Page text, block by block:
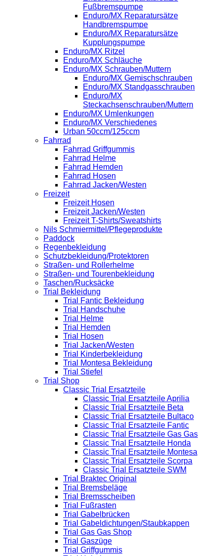
Fußbremspumpe
Enduro/MX Reparatursätze
Handbremspumpe
Enduro/MX Reparatursätze
Kupplungspumpe
Enduro/MX Ritzel
Enduro/MX Schläuche
Enduro/MX Schrauben/Muttern
Enduro/MX Gemischschrauben
Enduro/MX Standgasschrauben
Enduro/MX
Steckachsenschrauben/Muttern
Enduro/MX Umlenkungen
Enduro/MX Verschiedenes
Urban 50ccm/125ccm
Fahrrad
Fahrrad Griffgummis
Fahrrad Helme
Fahrrad Hemden
Fahrrad Hosen
Fahrrad Jacken/Westen
Freizeit
Freizeit Hosen
Freizeit Jacken/Westen
Freizeit T-Shirts/Sweatshirts
Nils Schmiermittel/Pflegeprodukte
Paddock
Regenbekleidung
Schutzbekleidung/Protektoren
Straßen- und Rollerhelme
Straßen- und Tourenbekleidung
Taschen/Rucksäcke
Trial Bekleidung
Trial Fantic Bekleidung
Trial Handschuhe
Trial Helme
Trial Hemden
Trial Hosen
Trial Jacken/Westen
Trial Kinderbekleidung
Trial Montesa Bekleidung
Trial Stiefel
Trial Shop
Classic Trial Ersatzteile
Classic Trial Ersatzteile Aprilia
Classic Trial Ersatzteile Beta
Classic Trial Ersatzteile Bultaco
Classic Trial Ersatzteile Fantic
Classic Trial Ersatzteile Gas Gas
Classic Trial Ersatzteile Honda
Classic Trial Ersatzteile Montesa
Classic Trial Ersatzteile Scorpa
Classic Trial Ersatzteile SWM
Trial Braktec Original
Trial Bremsbeläge
Trial Bremsscheiben
Trial Fußrasten
Trial Gabelbrücken
Trial Gabeldichtungen/Staubkappen
Trial Gas Gas Shop
Trial Gaszüge
Trial Griffgummis